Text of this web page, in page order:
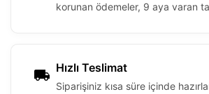
korunan ödemeler, 9 aya varan
Hızlı Teslimat
Siparişiniz kısa süre içinde